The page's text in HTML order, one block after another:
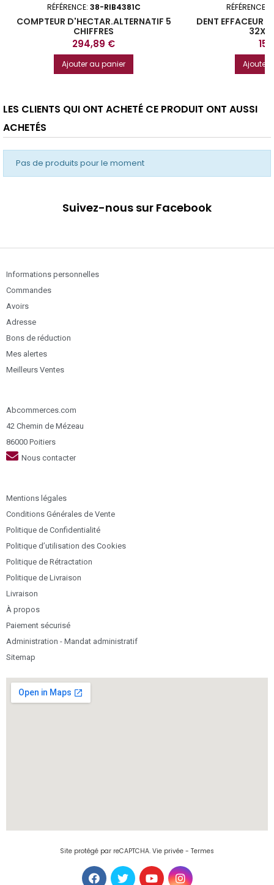
RÉFÉRENCE: 38-RIB4381C
COMPTEUR D'HECTAR.ALTERNATIF 5
CHIFFRES
Prix
294,89 €
Ajouter au panier
RÉFÉRENCE:
DENT EFFACEUR
Prix
Ajouter
LES CLIENTS QUI ONT ACHETÉ CE PRODUIT ONT AUSSI
ACHETÉS
Pas de produits pour le moment
Suivez-nous sur Facebook
Informations personnelles
Commandes
Avoirs
Adresse
Bons de réduction
Mes alertes
Meilleurs Ventes
Abcommerces.com
42 Chemin de Mézeau
86000 Poitiers
Nous contacter
Mentions légales
Conditions Générales de Vente
Politique de Confidentialité
Politique d’utilisation des Cookies
Politique de Rétractation
Politique de Livraison
Livraison
À propos
Paiement sécurisé
Administration - Mandat administratif
Sitemap
Site protégé par reCAPTCHA. Vie privée - Termes